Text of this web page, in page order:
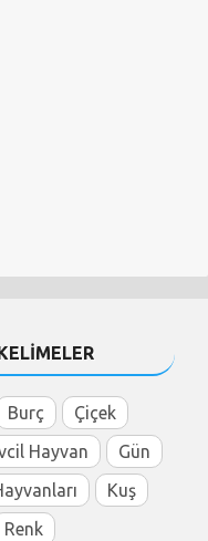
Burç
Çiçek
Hayvan
Gün
Kuş
Renk